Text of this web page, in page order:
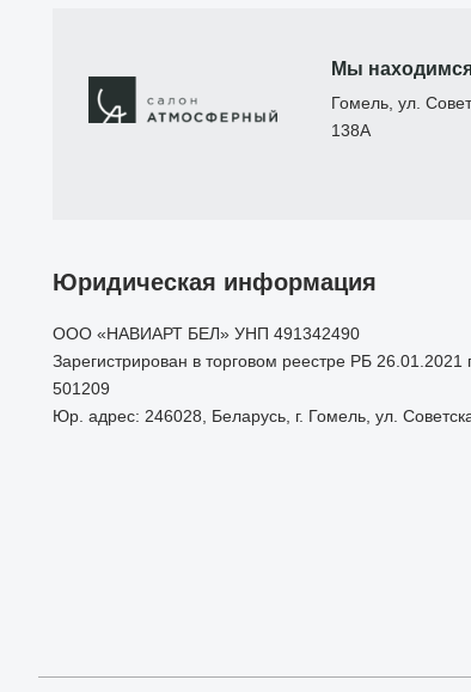
Мы
Гомель, ул.
138А
Юридическая информация
ООО «НАВИАРТ БЕЛ» УНП 491342490
Зарегистрирован в торговом реестре РБ
501209
Юр. адрес: 246028, Беларусь, г. Гомель, ул.